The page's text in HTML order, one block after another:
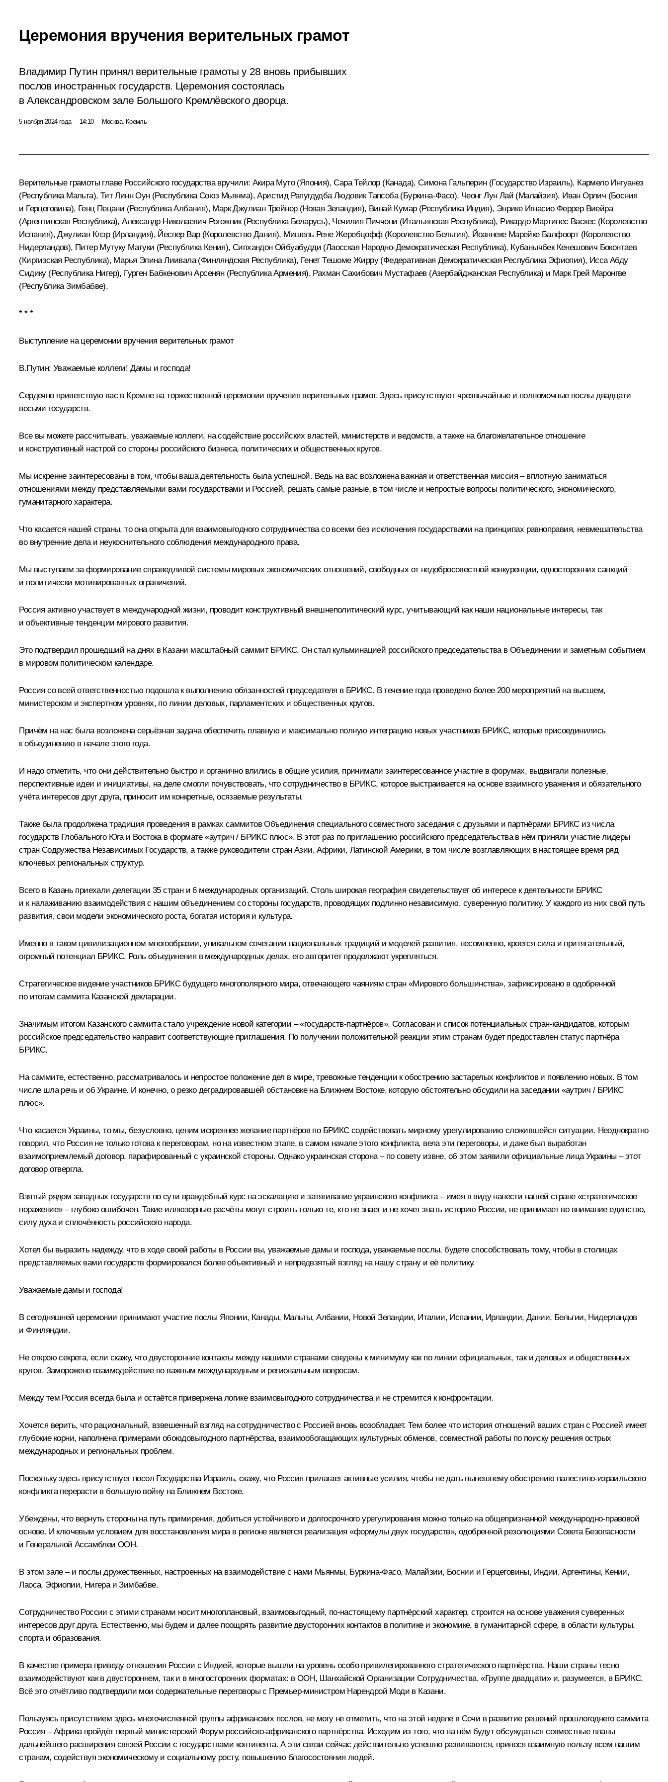
Церемония вручения верительных грамот
Владимир Путин принял верительные грамоты у 28 вновь прибывших
послов иностранных государств. Церемония состоялась
в Александровском зале Большого Кремлёвского дворца.
5 ноября 2024 года 14:10 Москва, Кремль
Верительные грамоты главе Российского государства вручили: Акира Муто (Япония), Сара Тейлор (Канада), Симона Гальперин (Государство Израиль), Кармело Ингуанез
(Республика Мальта), Тит Линн Оун (Республика Союз Мьянма), Аристид Рапугдудба Людовик Тапсоба (Буркина-Фасо), Чеонг Лун Лай (Малайзия), Иван Орлич (Босния
и Герцеговина), Генц Пецани (Республика Албания), Марк Джулиан Трейнор (Новая Зеландия), Винай Кумар (Республика Индия), Энрике Игнасио Феррер Виейра
(Аргентинская Республика), Александр Николаевич Рогожник (Республика Беларусь), Чечилия Пиччони (Итальянская Республика), Рикардо Мартинес Васкес (Королевство
Испания), Джулиан Клэр (Ирландия), Йеспер Вар (Королевство Дания), Мишель Рене Жеребцофф (Королевство Бельгия), Йоаннеке Марейке Балфоорт (Королевство
Нидерландов), Питер Мутуку Матуки (Республика Кения), Сипхандон Ойбуабудди (Лаосская Народно-Демократическая Республика), Кубанычбек Кенешович Боконтаев
(Киргизская Республика), Марья Элина Лиивала (Финляндская Республика), Генет Тешоме Жирру (Федеративная Демократическая Республика Эфиопия), Исса Абду
Сидику (Республика Нигер), Гурген Бабкенович Арсенян (Республика Армения), Рахман Сахибович Мустафаев (Азербайджанская Республика) и Марк Грей Маронгве
(Республика Зимбабве).
* * *
Выступление на церемонии вручения верительных грамот
В.Путин: Уважаемые коллеги! Дамы и господа!
Сердечно приветствую вас в Кремле на торжественной церемонии вручения верительных грамот. Здесь присутствуют чрезвычайные и полномочные послы двадцати
восьми государств.
Все вы можете рассчитывать, уважаемые коллеги, на содействие российских властей, министерств и ведомств, а также на благожелательное отношение
и конструктивный настрой со стороны российского бизнеса, политических и общественных кругов.
Мы искренне заинтересованы в том, чтобы ваша деятельность была успешной. Ведь на вас возложена важная и ответственная миссия – вплотную заниматься
отношениями между представляемыми вами государствами и Россией, решать самые разные, в том числе и непростые вопросы политического, экономического,
гуманитарного характера.
Что касается нашей страны, то она открыта для взаимовыгодного сотрудничества со всеми без исключения государствами на принципах равноправия, невмешательства
во внутренние дела и неукоснительного соблюдения международного права.
Мы выступаем за формирование справедливой системы мировых экономических отношений, свободных от недобросовестной конкуренции, односторонних санкций
и политически мотивированных ограничений.
Россия активно участвует в международной жизни, проводит конструктивный внешнеполитический курс, учитывающий как наши национальные интересы, так
и объективные тенденции мирового развития.
Это подтвердил прошедший на днях в Казани масштабный саммит БРИКС. Он стал кульминацией российского председательства в Объединении и заметным событием
в мировом политическом календаре.
Россия со всей ответственностью подошла к выполнению обязанностей председателя в БРИКС. В течение года проведено более 200 мероприятий на высшем,
министерском и экспертном уровнях, по линии деловых, парламентских и общественных кругов.
Причём на нас была возложена серьёзная задача обеспечить плавную и максимально полную интеграцию новых участников БРИКС, которые присоединились
к объединению в начале этого года.
И надо отметить, что они действительно быстро и органично влились в общие усилия, принимали заинтересованное участие в форумах, выдвигали полезные,
перспективные идеи и инициативы, на деле смогли почувствовать, что сотрудничество в БРИКС, которое выстраивается на основе взаимного уважения и обязательного
учёта интересов друг друга, приносит им конкретные, осязаемые результаты.
Также была продолжена традиция проведения в рамках саммитов Объединения специального совместного заседания с друзьями и партнёрами БРИКС из числа
государств Глобального Юга и Востока в формате «аутрич / БРИКС плюс». В этот раз по приглашению российского председательства в нём приняли участие лидеры
стран Содружества Независимых Государств, а также руководители стран Азии, Африки, Латинской Америки, в том числе возглавляющих в настоящее время ряд
ключевых региональных структур.
Всего в Казань приехали делегации 35 стран и 6 международных организаций. Столь широкая география свидетельствует об интересе к деятельности БРИКС
и к налаживанию взаимодействия с нашим объединением со стороны государств, проводящих подлинно независимую, суверенную политику. У каждого из них свой путь
развития, свои модели экономического роста, богатая история и культура.
Именно в таком цивилизационном многообразии, уникальном сочетании национальных традиций и моделей развития, несомненно, кроется сила и притягательный,
огромный потенциал БРИКС. Роль объединения в международных делах, его авторитет продолжают укрепляться.
Стратегическое видение участников БРИКС будущего многополярного мира, отвечающего чаяниям стран «Мирового большинства», зафиксировано в одобренной
по итогам саммита Казанской декларации.
Значимым итогом Казанского саммита стало учреждение новой категории – «государств-партнёров». Согласован и список потенциальных стран-кандидатов, которым
российское председательство направит соответствующие приглашения. По получении положительной реакции этим странам будет предоставлен статус партнёра
БРИКС.
На саммите, естественно, рассматривалось и непростое положение дел в мире, тревожные тенденции к обострению застарелых конфликтов и появлению новых. В том
числе шла речь и об Украине. И конечно, о резко деградировавшей обстановке на Ближнем Востоке, которую обстоятельно обсудили на заседании «аутрич / БРИКС
плюс».
Что касается Украины, то мы, безусловно, ценим искреннее желание партнёров по БРИКС содействовать мирному урегулированию сложившейся ситуации. Неоднократно
говорил, что Россия не только готова к переговорам, но на известном этапе, в самом начале этого конфликта, вела эти переговоры, и даже был выработан
взаимоприемлемый договор, парафированный с украинской стороны. Однако украинская сторона – по совету извне, об этом заявили официальные лица Украины – этот
договор отвергла.
Взятый рядом западных государств по сути враждебный курс на эскалацию и затягивание украинского конфликта – имея в виду нанести нашей стране «стратегическое
поражение» – глубоко ошибочен. Такие иллюзорные расчёты могут строить только те, кто не знает и не хочет знать историю России, не принимает во внимание единство,
силу духа и сплочённость российского народа.
Хотел бы выразить надежду, что в ходе своей работы в России вы, уважаемые дамы и господа, уважаемые послы, будете способствовать тому, чтобы в столицах
представляемых вами государств формировался более объективный и непредвзятый взгляд на нашу страну и её политику.
Уважаемые дамы и господа!
В сегодняшней церемонии принимают участие послы Японии, Канады, Мальты, Албании, Новой Зеландии, Италии, Испании, Ирландии, Дании, Бельгии, Нидерландов
и Финляндии.
Не открою секрета, если скажу, что двусторонние контакты между нашими странами сведены к минимуму как по линии официальных, так и деловых и общественных
кругов. Заморожено взаимодействие по важным международным и региональным вопросам.
Между тем Россия всегда была и остаётся привержена логике взаимовыгодного сотрудничества и не стремится к конфронтации.
Хочется верить, что рациональный, взвешенный взгляд на сотрудничество с Россией вновь возобладает. Тем более что история отношений ваших стран с Россией имеет
глубокие корни, наполнена примерами обоюдовыгодного партнёрства, взаимообогащающих культурных обменов, совместной работы по поиску решения острых
международных и региональных проблем.
Поскольку здесь присутствует посол Государства Израиль, скажу, что Россия прилагает активные усилия, чтобы не дать нынешнему обострению палестино-израильского
конфликта перерасти в большую войну на Ближнем Востоке.
Убеждены, что вернуть стороны на путь примирения, добиться устойчивого и долгосрочного урегулирования можно только на общепризнанной международно-правовой
основе. И ключевым условием для восстановления мира в регионе является реализация «формулы двух государств», одобренной резолюциями Совета Безопасности
и Генеральной Ассамблеи ООН.
В этом зале – и послы дружественных, настроенных на взаимодействие с нами Мьянмы, Буркина-Фасо, Малайзии, Боснии и Герцеговины, Индии, Аргентины, Кении,
Лаоса, Эфиопии, Нигера и Зимбабве.
Сотрудничество России с этими странами носит многоплановый, взаимовыгодный, по-настоящему партнёрский характер, строится на основе уважения суверенных
интересов друг друга. Естественно, мы будем и далее поощрять развитие двусторонних контактов в политике и экономике, в гуманитарной сфере, в области культуры,
спорта и образования.
В качестве примера приведу отношения России с Индией, которые вышли на уровень особо привилегированного стратегического партнёрства. Наши страны тесно
взаимодействуют как в двустороннем, так и в многосторонних форматах: в ООН, Шанхайской Организации Сотрудничества, «Группе двадцати» и, разумеется, в БРИКС.
Всё это отчётливо подтвердили мои содержательные переговоры с Премьер-министром Нарендрой Моди в Казани.
Пользуясь присутствием здесь многочисленной группы африканских послов, не могу не отметить, что на этой неделе в Сочи в развитие решений прошлогоднего саммита
Россия – Африка пройдёт первый министерский Форум российско-африканского партнёрства. Исходим из того, что на нём будут обсуждаться совместные планы
дальнейшего расширения связей России с государствами континента. А эти связи сейчас действительно успешно развиваются, принося взаимную пользу всем нашим
странам, содействуя экономическому и социальному росту, повышению благосостояния людей.